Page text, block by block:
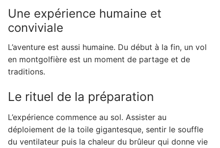
Une expérience humaine et
conviviale
L’aventure est aussi humaine. Du début à la fin, un vol
en montgolfière est un moment de partage et de
traditions.
Le rituel de la préparation
L’expérience commence au sol. Assister au
déploiement de la toile gigantesque, sentir le souffle
du ventilateur puis la chaleur du brûleur qui donne vie